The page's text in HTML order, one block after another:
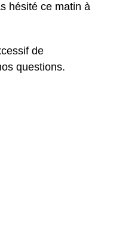
hésité ce matin à
de
questions.